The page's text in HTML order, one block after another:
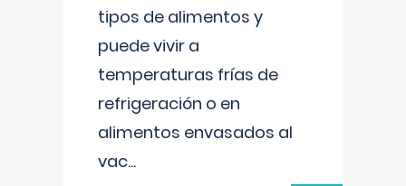
tipos de alimentos y
puede vivir a
temperaturas frías de
refrigeración o en
alimentos envasados al
vac...